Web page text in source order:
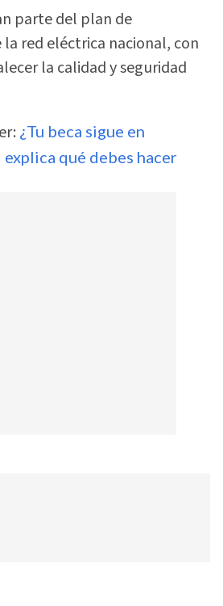
parte del plan de
red eléctrica nacional, con
la calidad y seguridad
¿Tu beca sigue en
qué debes hacer